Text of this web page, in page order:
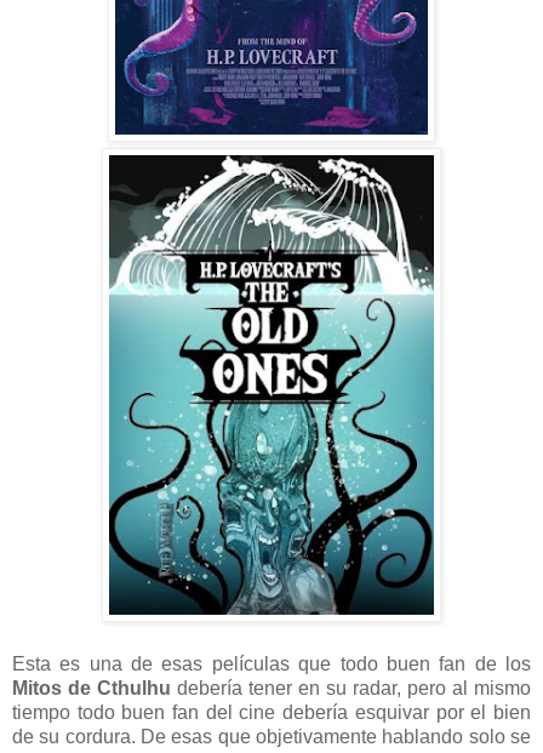
Esta es una de esas películas que todo buen fan de los
Mitos de Cthulhu debería tener en su radar, pero al mismo
tiempo todo buen fan del cine debería esquivar por el bien
de su cordura. De esas que objetivamente hablando solo se